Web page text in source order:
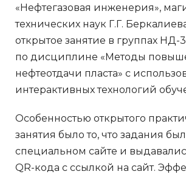
«Нефтегазовая инженерия»,
технических наук Г.Г.
открытое занятие в группах
по дисциплине «Методы
нефтеотдачи пласта» с
интерактивных технологий
Особенностью открытого
занятия было то, что задания
специальном сайте и
QR-кода с ссылкой на сайт.